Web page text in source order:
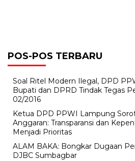
POS-POS TERBARU
Soal Ritel Modern Ilegal, DPD
Bupati dan DPRD Tindak Tegas
02/2016
Ketua DPD PPWI Lampung
Anggaran: Transparansi dan
Menjadi Prioritas
ALAM BAKA: Bongkar Dugaan
DJBC Sumbagbar